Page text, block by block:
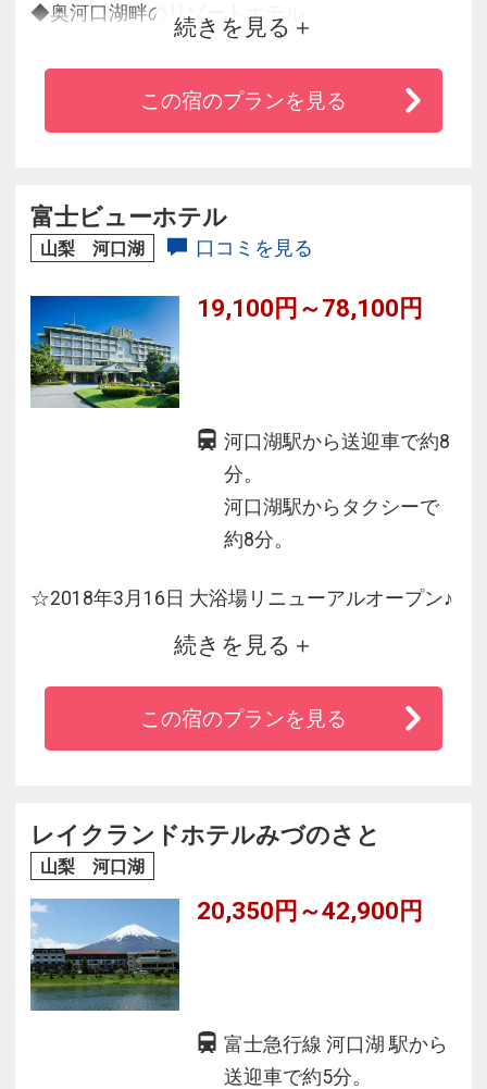
◆奥河口湖畔のリゾートホテル
◆河口湖畔の雑踏から離れた静寂と大自然に包
まれた休日を
◆大浴場・露天風呂は山梨県産のワインのワイ
たオリジナリティあふれるお料理
続きを見る
この宿のプランを見る
富士ビューホテル
山梨 河口湖 口コミを見る
19,100円～78,100円
河口湖駅から送迎車で約8
分。
河口湖駅からタクシーで
約8分。
☆2018年3月16日 大浴場リニューアルオープン♪
◆正面に富士山・裏手の庭続きに河口湖の絶好
のロケーション！
◆富士屋ホテル伝統のフランス料理または、素
◆ホテル自慢の3万坪の庭園では、富士山を背景
に四季の移り変わりを満喫！
の源泉のひとつ「秀麗の湯」を！
続きを見る
この宿のプランを見る
レイクランドホテルみづのさと
山梨 河口湖
20,350円～42,900円
富士急行線 河口湖 駅から
送迎車で約5分。